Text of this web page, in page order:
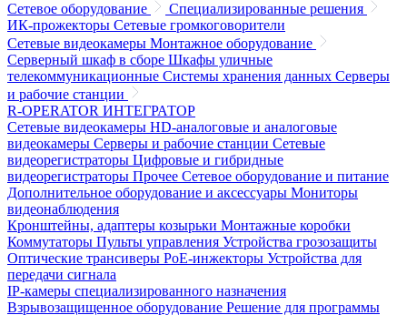
Сетевое оборудование
Специализированные решения
ИК-прожекторы Сетевые громкоговорители
Сетевые видеокамеры Монтажное оборудование
Серверный шкаф в сборе Шкафы уличные
телекоммуникационные Системы хранения данных Серверы
и рабочие станции
R-OPERATOR ИНТЕГРАТОР
Сетевые видеокамеры HD-аналоговые и аналоговые
видеокамеры Серверы и рабочие станции Сетевые
видеорегистраторы Цифровые и гибридные
видеорегистраторы Прочее Сетевое оборудование и питание
Дополнительное оборудование и аксессуары Мониторы
видеонаблюдения
Кронштейны, адаптеры козырьки Монтажные коробки
Коммутаторы Пульты управления Устройства грозозащиты
Оптические трансиверы PoE-инжекторы Устройства для
передачи сигнала
IP-камеры специализированного назначения
Взрывозащищенное оборудование Решение для программы